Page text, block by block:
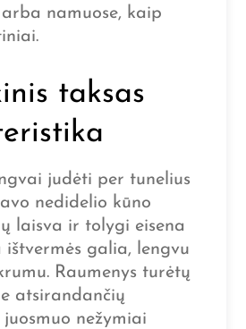
namuose, kaip
taksas
judėti per tunelius
nedidelio kūno
laisva ir tolygi eisena
galia, lengvu
Raumenys turėtų
atsirandančių
nežymiai